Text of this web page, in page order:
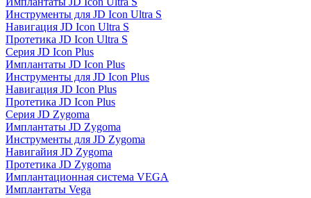
Инструменты для JD Icon Ultra S
Навигация JD Icon Ultra S
Протетика JD Icon Ultra S
Серия JD Icon Plus
Имплантаты JD Icon Plus
Инструменты для JD Icon Plus
Навигация JD Icon Plus
Протетика JD Icon Plus
Серия JD Zygoma
Имплантаты JD Zygoma
Инструменты для JD Zygoma
Навигайия JD Zygoma
Протетика JD Zygoma
Имплантационная система VEGA
Имплантаты Vega